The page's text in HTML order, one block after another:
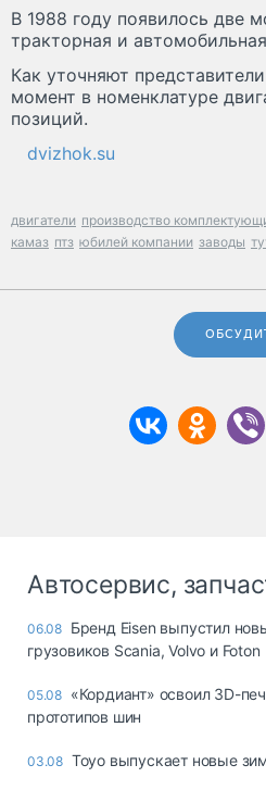
В 1988 году появилось две
тракторная и
Как уточняют
момент в номенклатуре
позиций.
dvizhok.su
двигатели производство
камаз птз юбилей компании заводы
Автосервис,
06.08 Бренд Eisen выпустил
грузовиков Scania, Volvo и Foton
05.08 «Кордиант» освоил 3D-
прототипов шин
03.08 Toyo выпускает новые